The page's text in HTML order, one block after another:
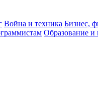
Война и техника Бизнес,
Образование и